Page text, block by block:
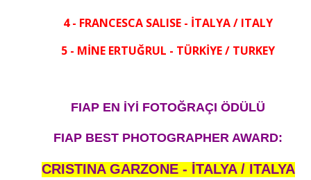
4 - FRANCESCA SALISE - İTALYA / ITALY
5 - MİNE ERTUĞRUL - TÜRKİYE / TURKEY
FIAP EN İYİ FOTOĞRAÇI ÖDÜLÜ
FIAP BEST PHOTOGRAPHER AWARD:
CRISTINA GARZONE - İTALYA / ITALYA